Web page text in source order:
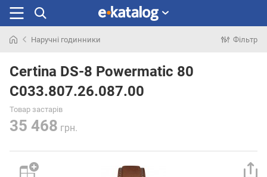
раніше
Наручні годинники Фільтр
Certina DS-8 Powermatic 80
C033.807.26.087.00
Товар застарів
35 468 грн.